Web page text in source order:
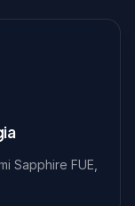
Sapphire FUE,